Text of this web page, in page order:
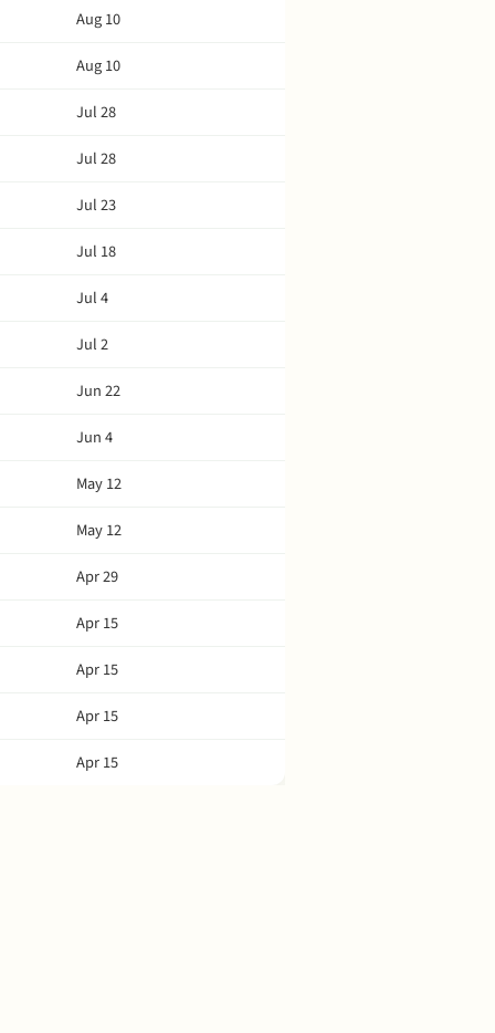
Aug 10
Aug 10
Jul 28
Jul 28
Jul 23
Jul 18
Jul 4
Jul 2
Jun 22
Jun 4
May 12
May 12
Apr 29
Apr 15
Apr 15
Apr 15
Apr 15